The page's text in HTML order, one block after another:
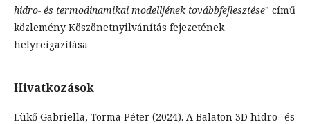
hidro- és termodinamikai modelljének továbbfejlesztése" című
közlemény Köszönetnyilvánítás fejezetének
helyreigazítása
Hivatkozások
Lükő Gabriella, Torma Péter (2024). A Balaton 3D hidro- és